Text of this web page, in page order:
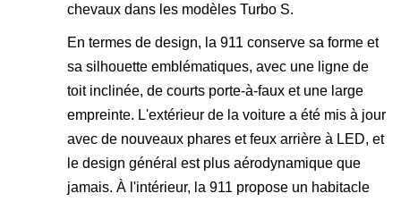
chevaux dans les modèles Turbo S.
En termes de design, la 911 conserve sa forme et
sa silhouette emblématiques, avec une ligne de
toit inclinée, de courts porte-à-faux et une large
empreinte. L'extérieur de la voiture a été mis à jour
avec de nouveaux phares et feux arrière à LED, et
le design général est plus aérodynamique que
jamais. À l'intérieur, la 911 propose un habitacle